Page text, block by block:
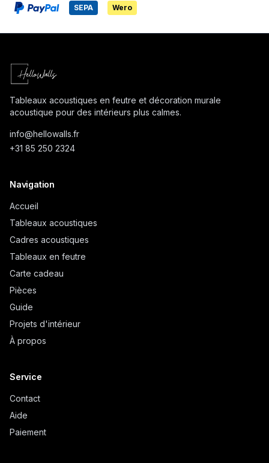
SEPA Wero
Tableaux acoustiques en feutre et décoration murale
acoustique pour des intérieurs plus calmes.
info@hellowalls.fr
+31 85 250 2324
Navigation
Accueil
Tableaux acoustiques
Cadres acoustiques
Tableaux en feutre
Carte cadeau
Pièces
Guide
Projets d'intérieur
À propos
Service
Contact
Aide
Paiement